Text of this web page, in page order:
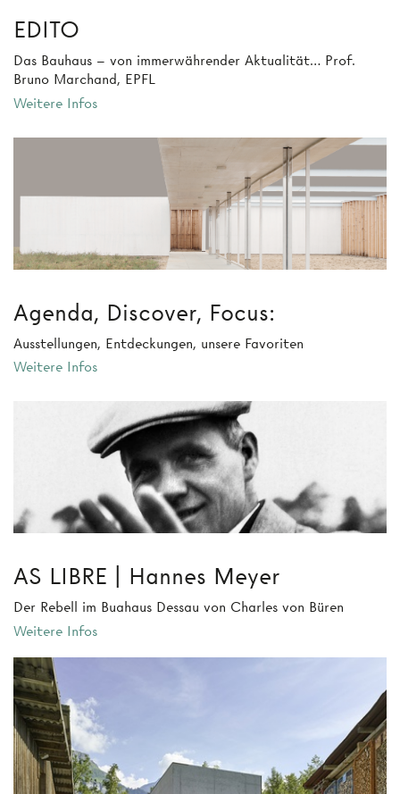
EDITO
Das Bauhaus – von immerwährender Aktualität… Prof.
Bruno Marchand, EPFL
Weitere Infos
Agenda, Discover, Focus:
Ausstellungen, Entdeckungen, unsere Favoriten
Weitere Infos
AS LIBRE | Hannes Meyer
Der Rebell im Buahaus Dessau von Charles von Büren
Weitere Infos